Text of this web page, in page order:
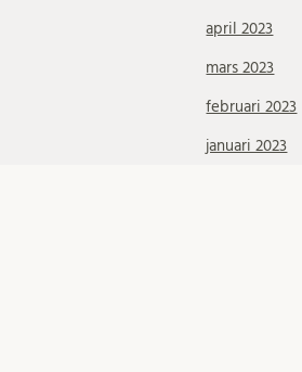
april 2023
mars 2023
februari 2023
januari 2023